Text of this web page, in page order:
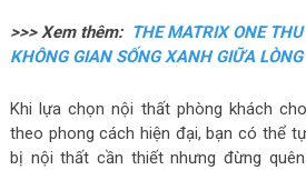
>>> Xem thêm: THE MATRIX ONE
KHÔNG GIAN SỐNG XANH GIỮA
Khi lựa chọn nội thất phòng khách
theo phong cách hiện đại, bạn có thể
bị nội thất cần thiết nhưng đừng